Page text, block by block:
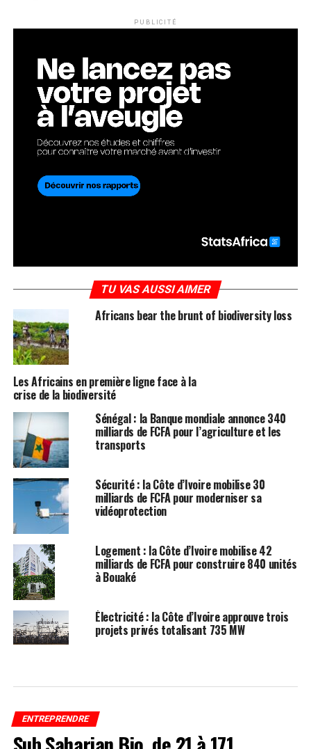
PUBLICITÉ
TU VAS AUSSI AIMER
Africans bear the brunt of biodiversity loss
Les Africains en première ligne face à la
crise de la biodiversité
Sénégal : la Banque mondiale annonce 340
milliards de FCFA pour l’agriculture et les
transports
Sécurité : la Côte d’Ivoire mobilise 30
milliards de FCFA pour moderniser sa
vidéoprotection
Logement : la Côte d’Ivoire mobilise 42
milliards de FCFA pour construire 840 unités
à Bouaké
Électricité : la Côte d’Ivoire approuve trois
projets privés totalisant 735 MW
ENTREPRENDRE